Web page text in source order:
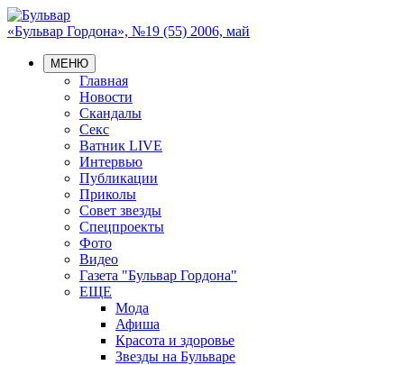
«Бульвар Гордона», №19 (55) 2006, май
МЕНЮ
Главная
Новости
Скандалы
Секс
Ватник LIVE
Интервью
Публикации
Приколы
Совет звезды
Спецпроекты
Фото
Видео
Газета "Бульвар Гордона"
ЕЩЕ
Мода
Афиша
Красота и здоровье
Звезды на Бульваре